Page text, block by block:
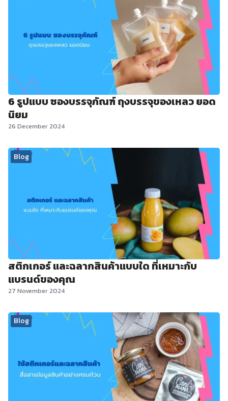
6 รูปแบบ ซองบรรจุภัณฑ์ ถุงบรรจุของเหลว ยอด
นิยม
26 December 2024
Blog
สติกเกอร์ และฉลากสินค้าแบบใด ที่เหมาะกับ
แบรนด์ของคุณ
27 November 2024
Blog